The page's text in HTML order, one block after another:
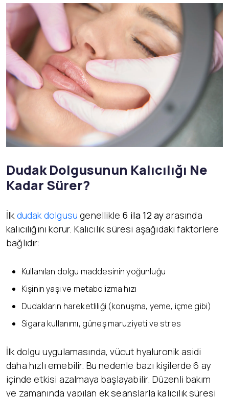
Dudak Dolgusunun Kalıcılığı Ne
Kadar Sürer?
İlkdudak dolgusu genellikle 6 ila 12 ayarasında
kalıcılığını korur. Kalıcılık süresi aşağıdaki faktörlere
bağlıdır:
Kullanılan dolgu maddesinin yoğunluğu
Kişinin yaşı ve metabolizma hızı
Dudakların hareketliliği (konuşma, yeme, içme gibi)
Sigara kullanımı, güneş maruziyeti ve stres
İlk dolgu uygulamasında, vücut hyaluronik asidi
daha hızlı emebilir. Bu nedenle bazı kişilerde 6 ay
içinde etkisi azalmaya başlayabilir. Düzenli bakım
ve zamanında yapılan ek seanslarla kalıcılık süresi